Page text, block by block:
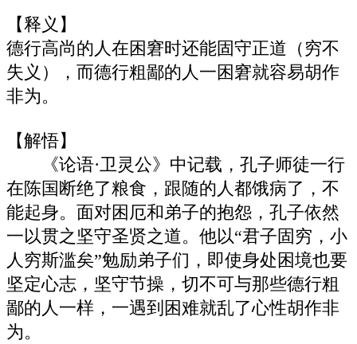
【释义】
德行高尚的人在困窘时还能固守正道（穷不
失义），而德行粗鄙的人一困窘就容易胡作
非为。
【解悟】
《论语·卫灵公》中记载，孔子师徒一行
在陈国断绝了粮食，跟随的人都饿病了，不
能起身。面对困厄和弟子的抱怨，孔子依然
一以贯之坚守圣贤之道。他以“君子固穷，小
人穷斯滥矣”勉励弟子们，即使身处困境也要
坚定心志，坚守节操，切不可与那些德行粗
鄙的人一样，一遇到困难就乱了心性胡作非
为。